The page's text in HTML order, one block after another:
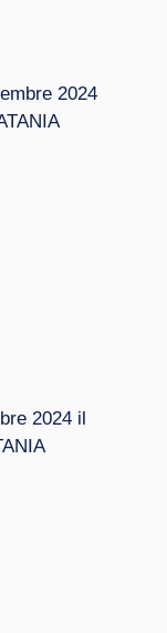
2024
2024 il